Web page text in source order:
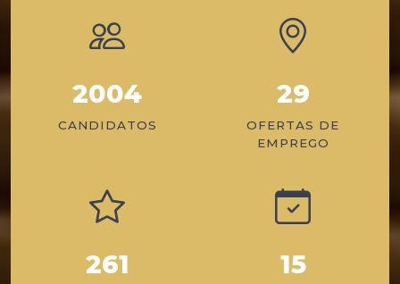
2004
CANDIDATOS
29
OFERTAS DE
EMPREGO
261 15